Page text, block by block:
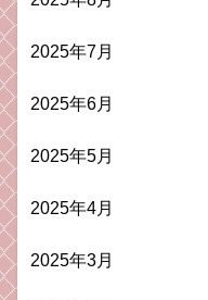
2025年7月
2025年6月
2025年5月
2025年4月
2025年3月